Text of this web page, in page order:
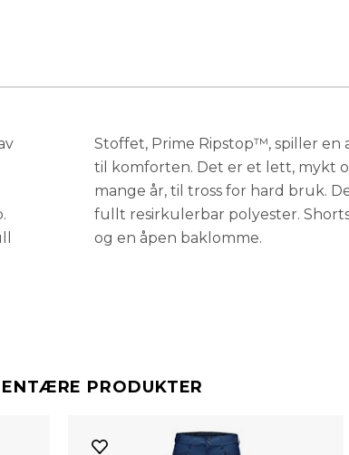
Stoffet, Prime Ripstop™, spiller
til komforten. Det er et lett, mykt
mange år, til tross for hard bruk.
fullt resirkulerbar polyester.
og en åpen baklomme.
PRODUKTER